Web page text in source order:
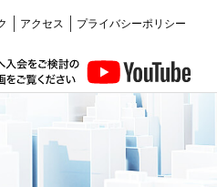
お知らせ
お知らせ
アクセス プライバシーポリシー
仲間ができる編
講習会・セミナー編
その他サービス編